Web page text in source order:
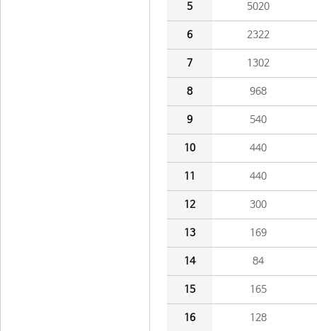
5 5020
6 2322
7 1302
8 968
9 540
10 440
11 440
12 300
13 169
14 84
15 165
16 128